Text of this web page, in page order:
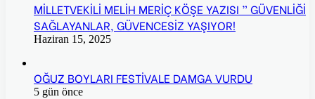
MİLLETVEKİLİ MELİH MERİÇ KÖŞE YAZISI ” GÜVENLİĞİ
SAĞLAYANLAR, GÜVENCESİZ YAŞIYOR!
Haziran 15, 2025
OĞUZ BOYLARI FESTİVALE DAMGA VURDU
5 gün önce